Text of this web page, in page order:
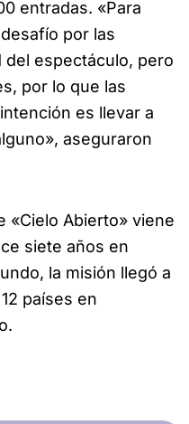
entradas. «Para
por las
del espectáculo, pero
por lo que las
es llevar a
aseguraron
«Cielo Abierto» viene
siete años en
la misión llegó a
países en